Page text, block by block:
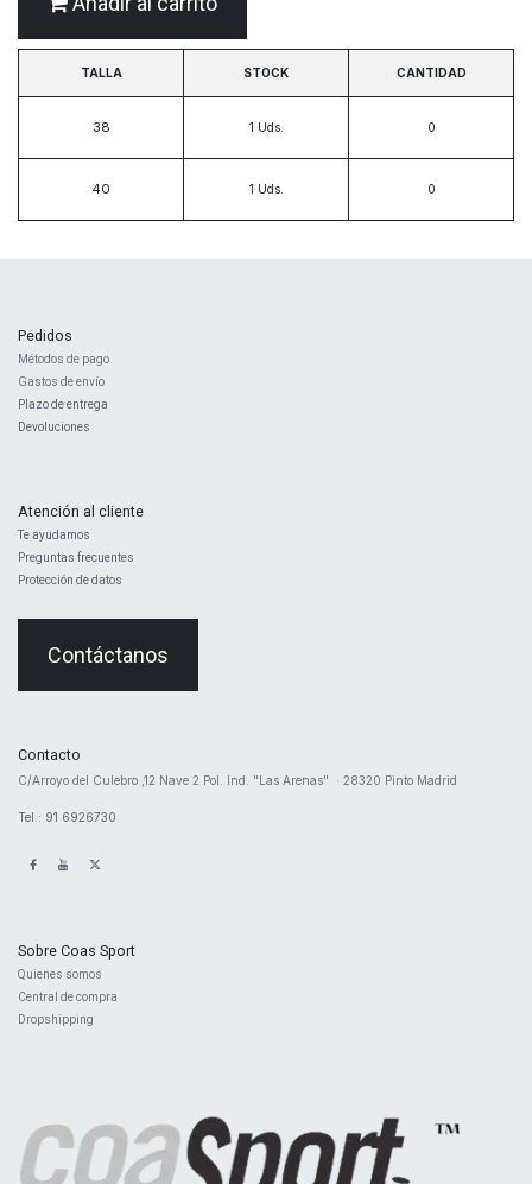
TALLA STOCK CANTIDAD
38 1 Uds.
40 1 Uds.
Pedidos
Métodos de pago
Gastos de envío
Plazo de entrega
Devoluciones
Atención al cliente
Te ayudamos
Preguntas frecuentes
Protección de datos
Contáctanos
Contacto
​C/Arroyo del Culebro ,12 Nave 2 ​Pol. Ind. "Las Arenas" · 28320 Pinto Madrid
Tel.: 91 6926730
Sobre Coas Sport
Quienes ​somos
Central de compra
Dropshipping